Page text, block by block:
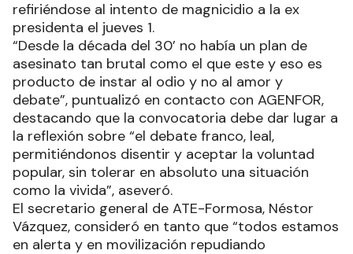
refiriéndose al intento de magnicidio a la ex
presidenta el jueves 1.
“Desde la década del 30’ no había un plan de
asesinato tan brutal como el que este y eso es
producto de instar al odio y no al amor y
debate”, puntualizó en contacto con AGENFOR,
destacando que la convocatoria debe dar lugar a
la reflexión sobre “el debate franco, leal,
permitiéndonos disentir y aceptar la voluntad
popular, sin tolerar en absoluto una situación
como la vivida”, aseveró.
El secretario general de ATE-Formosa, Néstor
Vázquez, consideró en tanto que “todos estamos
en alerta y en movilización repudiando